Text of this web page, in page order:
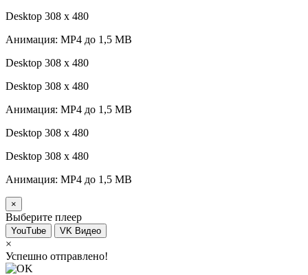
Desktop 308 х 480
Анимация: MP4 до 1,5 MB
Desktop 308 х 480
Desktop 308 х 480
Анимация: MP4 до 1,5 MB
Desktop 308 х 480
Desktop 308 х 480
Анимация: MP4 до 1,5 MB
×
Выберите плеер
YouTube VK Видео
×
Успешно отправлено!